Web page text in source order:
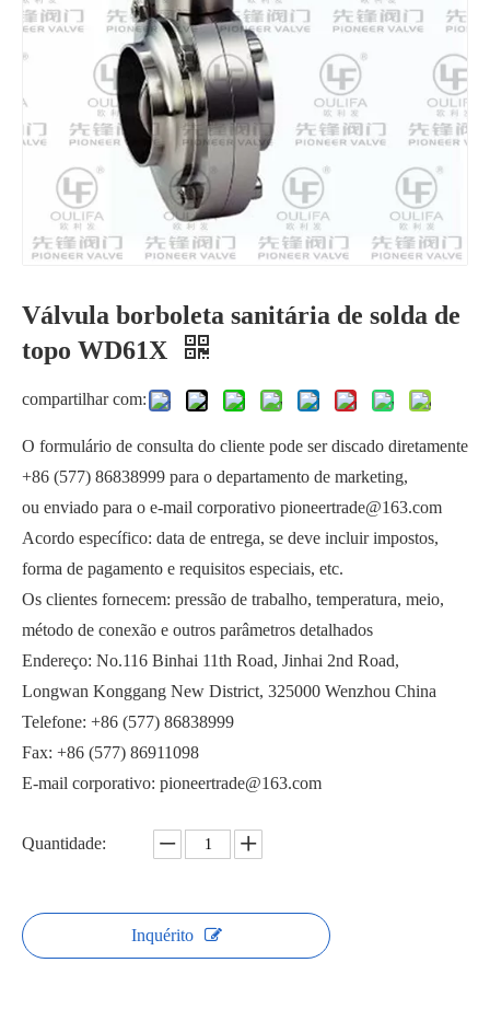
Válvula borboleta sanitária com flange WD41X Válvula Borboleta de Solda de Topo Sanitária 3PC WD61X-10RL
Válvula borboleta sanitária de solda de
topo WD61X
compartilhar com:
O formulário de consulta do cliente pode ser discado diretamente
+86 (577) 86838999 para o departamento de marketing,
ou enviado para o e-mail corporativo pioneertrade@163.com
Acordo específico: data de entrega, se deve incluir impostos,
forma de pagamento e requisitos especiais, etc.
Os clientes fornecem: pressão de trabalho, temperatura, meio,
método de conexão e outros parâmetros detalhados
Endereço: No.116 Binhai 11th Road, Jinhai 2nd Road,
Longwan Konggang New District, 325000 Wenzhou China
Telefone: +86 (577) 86838999
Fax: +86 (577) 86911098
E-mail corporativo: pioneertrade@163.com
Quantidade:
Inquérito